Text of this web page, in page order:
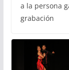
a la persona
grabación